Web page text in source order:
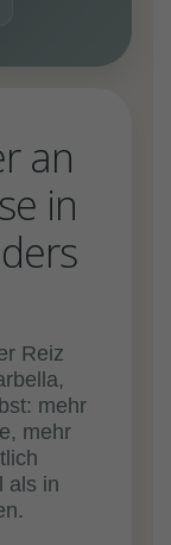
an
in
Reiz
mehr
mehr
als in